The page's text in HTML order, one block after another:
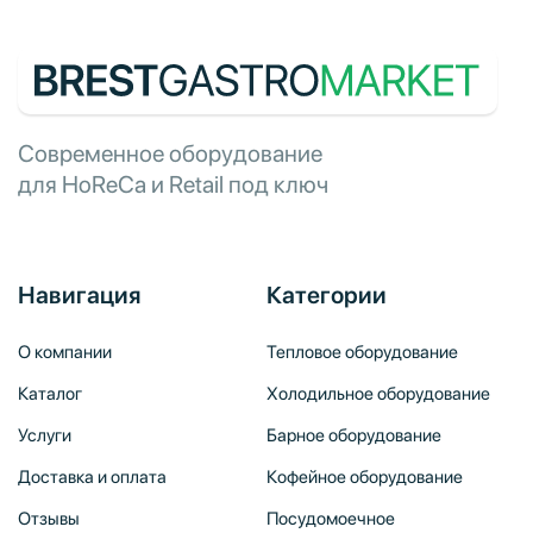
Современное оборудование
для HoReCa и Retail под ключ
Навигация
О компании
Каталог
Услуги
Доставка и оплата
Отзывы
Категории
Тепловое оборудование
Холодильное оборудование
Барное оборудование
Кофейное оборудование
Посудомоечное